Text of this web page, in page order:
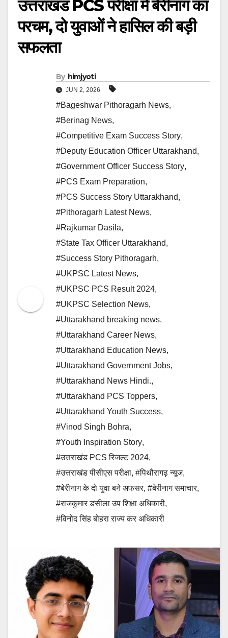
उत्तराखंड PCS परीक्षा में बेरीनाग का
परचम, दो युवाओं ने हासिल की बड़ी
सफलता
By himjyoti
JUN 2, 2026
#Bageshwar Pithoragarh News,
#Berinag News,
#Competitive Exam Success Story,
#Deputy Education Officer Uttarakhand,
#Government Officer Success Story,
#PCS Exam Preparation,
#PCS Success Story Uttarakhand,
#Pithoragarh Latest News,
#Rajkumar Dasila,
#State Tax Officer Uttarakhand,
#Success Story Pithoragarh,
#UKPSC Latest News,
#UKPSC PCS Result 2024,
#UKPSC Selection News,
#Uttarakhand breaking news,
#Uttarakhand Career News,
#Uttarakhand Education News,
#Uttarakhand Government Jobs,
#Uttarakhand News Hindi.,
#Uttarakhand PCS Toppers,
#Uttarakhand Youth Success,
#Vinod Singh Bohra,
#Youth Inspiration Story,
#उत्तराखंड PCS रिजल्ट 2024,
#उत्तराखंड पीसीएस परीक्षा, #पिथौरागढ़ न्यूज,
#बेरीनाग के दो युवा बने अफसर, #बेरीनाग समाचार,
#राजकुमार डसीला उप शिक्षा अधिकारी,
#विनोद सिंह बोहरा राज्य कर अधिकारी